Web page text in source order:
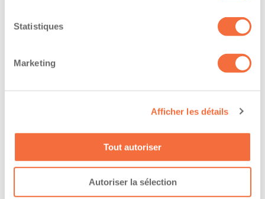
Statistiques
Marketing
Afficher les détails
Tout autoriser
Autoriser la sélection
The owner-operator has the ability to
work at/during :
Jour
Expérience